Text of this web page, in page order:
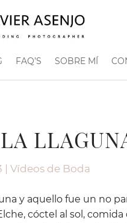
FAQ’S SOBRE MÍ
Vídeos de Boda
y aquello fue un no
cóctel al sol,